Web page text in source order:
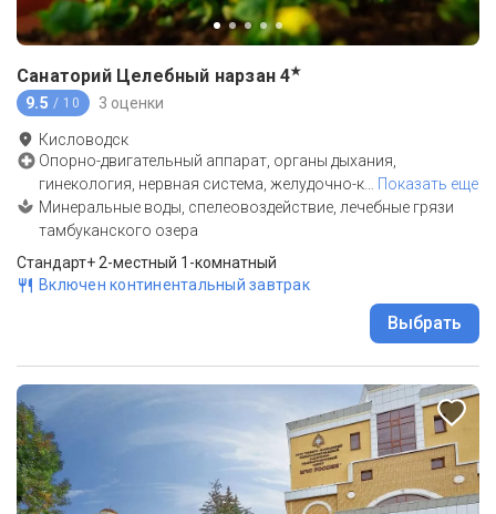
Санаторий Целебный нарзан 4★
9.5 / 10 3 оценки
Кисловодск
Опорно-двигательный аппарат, органы дыхания,
гинекология, нервная система, желудочно-к… Показать еще
Минеральные воды, спелеовоздействие, лечебные грязи
тамбуканского озера
Стандарт+ 2-местный 1-комнатный
Включен континентальный завтрак
Выбрать